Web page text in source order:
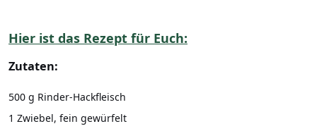
Hier ist das Rezept für Euch:
Zutaten:
500 g Rinder-Hackfleisch
1 Zwiebel, fein gewürfelt